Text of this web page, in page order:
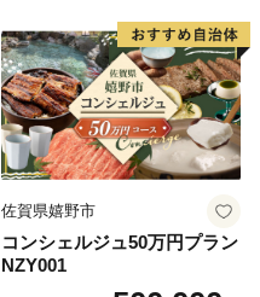
佐賀県嬉野市
コンシェルジュ50万円プラン
NZY001